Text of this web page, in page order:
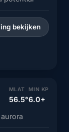
bekijken
MLAT
56.5°
MIN KP
6.0+